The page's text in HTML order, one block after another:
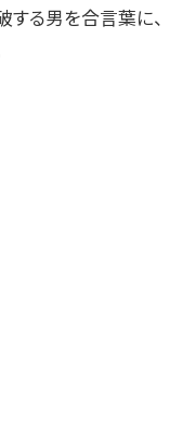
る男を合言葉に、